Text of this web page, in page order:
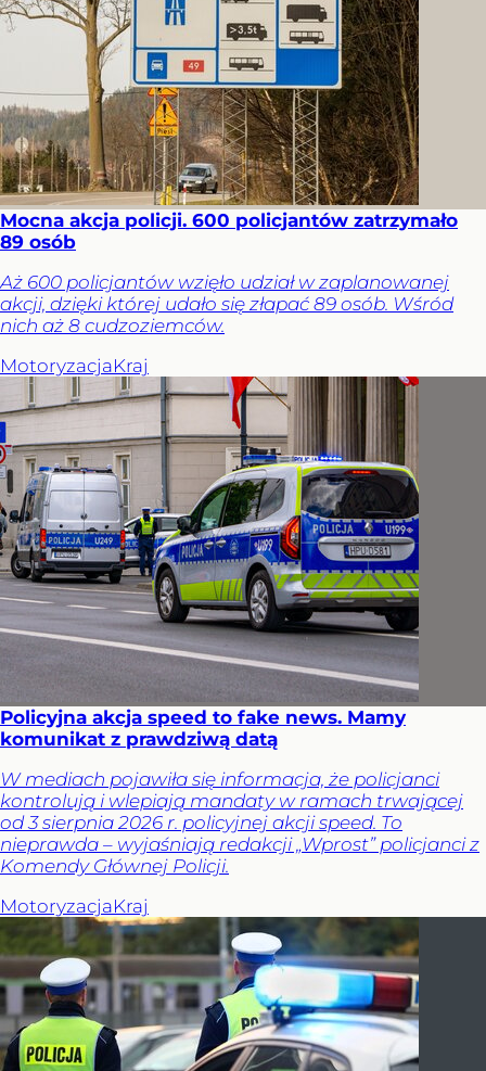
Mocna akcja policji. 600 policjantów zatrzymało
89 osób
Aż 600 policjantów wzięło udział w zaplanowanej
akcji, dzięki której udało się złapać 89 osób. Wśród
nich aż 8 cudzoziemców.
MotoryzacjaKraj
Policyjna akcja speed to fake news. Mamy
komunikat z prawdziwą datą
W mediach pojawiła się informacja, że policjanci
kontrolują i wlepiają mandaty w ramach trwającej
od 3 sierpnia 2026 r. policyjnej akcji speed. To
nieprawda – wyjaśniają redakcji „Wprost” policjanci z
Komendy Głównej Policji.
MotoryzacjaKraj